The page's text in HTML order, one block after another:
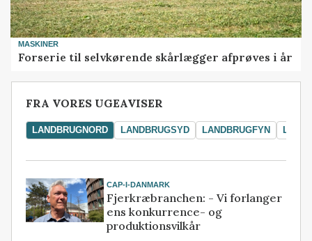
MASKINER
Forserie til selvkørende skårlægger afprøves i år
FRA VORES UGEAVISER
LANDBRUGNORD LANDBRUGSYD LANDBRUGFYN
CAP-I-DANMARK
Fjerkræbranchen: - Vi forlanger
ens konkurrence- og
produktionsvilkår